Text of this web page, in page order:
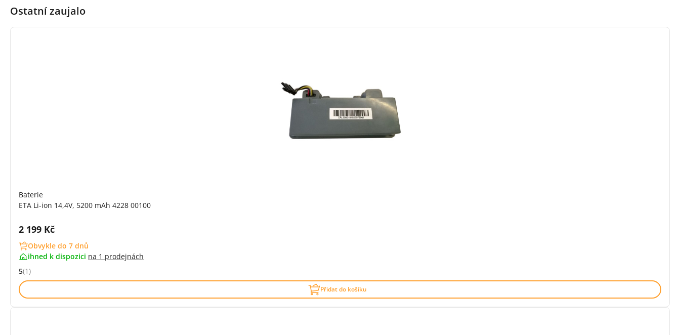
Ostatní zaujalo
Baterie
ETA Li-ion 14,4V, 5200 mAh 4228 00100
Cena s DPH:
2 199 Kč
Obvykle do 7 dnů
ihned k dispozici na 1 prodejnách
Hodnocení: 5 z 5 (1 recenzí)
5(1)
Přidat do košíku